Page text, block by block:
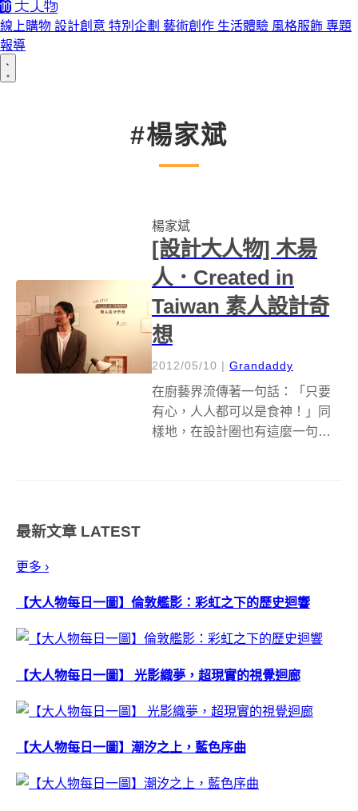
線上購物 設計創意 特別企劃 藝術創作 生活體驗 風格服飾 專題
報導
#楊家斌
楊家斌
[設計大人物] 木昜
人．Created in
Taiwan 素人設計奇
想
2012/05/10 | Grandaddy
在廚藝界流傳著一句話：「只要
有心，人人都可以是食神！」同
樣地，在設計圈也有這麼一句
最新文章 LATEST
更多 ›
【大人物每日一圖】倫敦艦影：彩虹之下的歷史迴響
【大人物每日一圖】 光影織夢，超現實的視覺迴廊
【大人物每日一圖】潮汐之上，藍色序曲